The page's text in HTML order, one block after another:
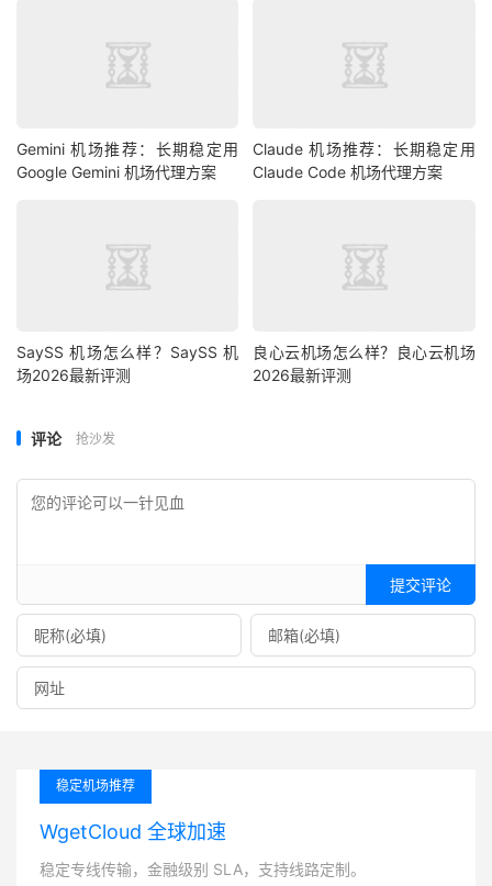
Gemini 机场推荐：长期稳定用
Google Gemini 机场代理方案
Claude 机场推荐：长期稳定用
Claude Code 机场代理方案
SaySS 机场怎么样？SaySS 机
场2026最新评测
良心云机场怎么样？良心云机场
2026最新评测
评论 抢沙发
提交评论
稳定机场推荐
WgetCloud 全球加速
稳定专线传输，金融级别 SLA，支持线路定制。